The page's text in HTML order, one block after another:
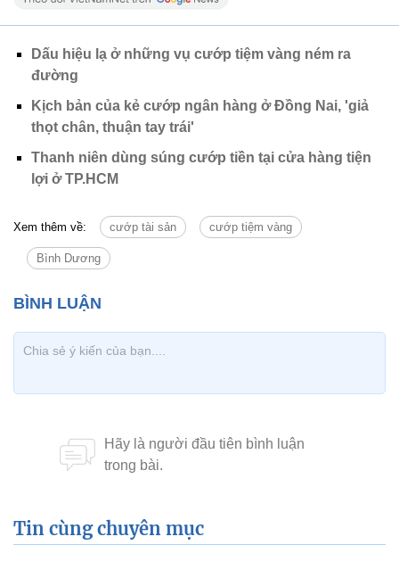
Dấu hiệu lạ ở những vụ cướp tiệm vàng ném ra
đường
Kịch bản của kẻ cướp ngân hàng ở Đồng Nai, 'giả
thọt chân, thuận tay trái'
Thanh niên dùng súng cướp tiền tại cửa hàng tiện
lợi ở TP.HCM
Xem thêm về: cướp tài sản cướp tiệm vàng
Bình Dương
Tin cùng chuyên mục